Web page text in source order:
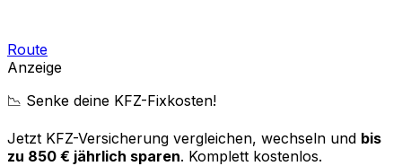
Route
Anzeige
📉 Senke deine KFZ-Fixkosten!
Jetzt KFZ-Versicherung vergleichen, wechseln und bis
zu 850 € jährlich sparen. Komplett kostenlos.